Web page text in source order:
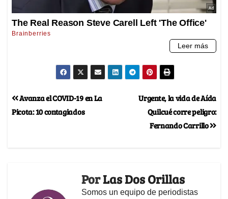
Urgente, la vida de Aída
Quilcué corre peligro:
Fernando Carrillo
Avanza el COVID-19 en La
Picota: 10 contagiados
PorLas Dos Orillas
Somos un equipo de periodistas